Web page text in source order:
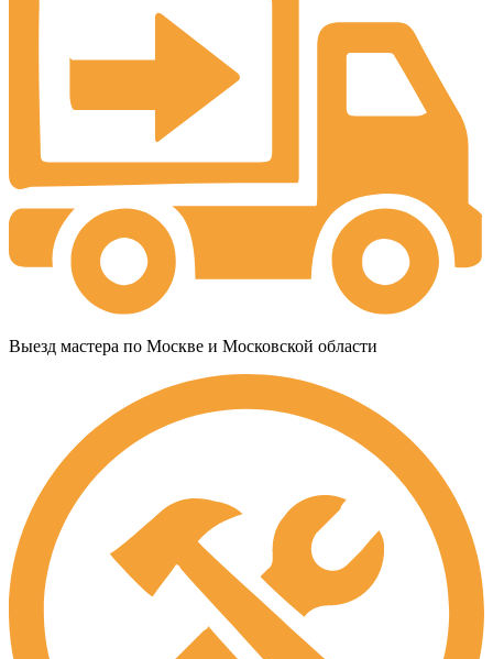
Выезд мастера по Москве и Московской области